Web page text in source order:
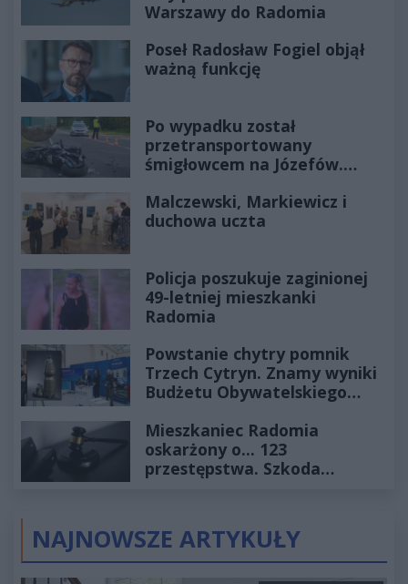
Warszawy do Radomia
Poseł Radosław Fogiel objął
ważną funkcję
Po wypadku został
przetransportowany
śmigłowcem na Józefów.
Malczewski, Markiewicz i
duchowa uczta
Policja poszukuje zaginionej
49-letniej mieszkanki
Radomia
Powstanie chytry pomnik
Trzech Cytryn. Znamy wyniki
Budżetu Obywatelskiego
Mieszkaniec Radomia
oskarżony o... 123
przestępstwa. Szkoda
NAJNOWSZE ARTYKUŁY